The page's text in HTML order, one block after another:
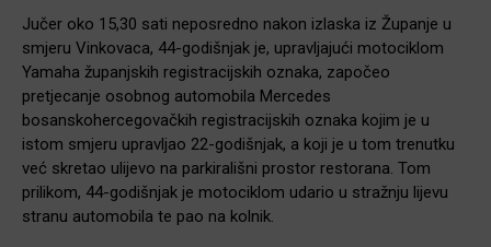
Jučer oko 15,30 sati neposredno nakon izlaska iz Županje u
smjeru Vinkovaca, 44-godišnjak je, upravljajući motociklom
Yamaha županjskih registracijskih oznaka, započeo
pretjecanje osobnog automobila Mercedes
bosanskohercegovačkih registracijskih oznaka kojim je u
istom smjeru upravljao 22-godišnjak, a koji je u tom trenutku
već skretao ulijevo na parkirališni prostor restorana. Tom
prilikom, 44-godišnjak je motociklom udario u stražnju lijevu
stranu automobila te pao na kolnik.